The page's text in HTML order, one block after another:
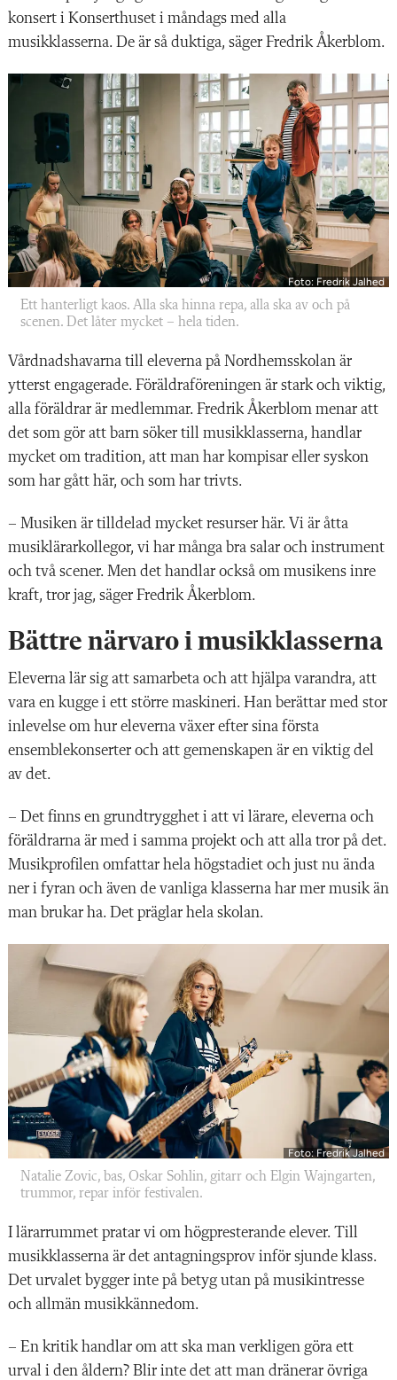
konsert i Konserthuset i måndags med alla
musikklasserna. De är så duktiga, säger Fredrik Åkerblom.
Foto: Fredrik Jalhed
Ett hanterligt kaos. Alla ska hinna repa, alla ska av och på
scenen. Det låter mycket – hela tiden.
Vårdnadshavarna till eleverna på Nordhemsskolan är
ytterst engagerade. Föräldraföreningen är stark och viktig,
alla föräldrar är medlemmar. Fredrik Åkerblom menar att
det som gör att barn söker till musikklasserna, handlar
mycket om tradition, att man har kompisar eller syskon
som har gått här, och som har trivts.
– Musiken är tilldelad mycket resurser här. Vi är åtta
musiklärarkollegor, vi har många bra salar och instrument
och två scener. Men det handlar också om musikens inre
kraft, tror jag, säger Fredrik Åkerblom.
Bättre närvaro i musikklasserna
Eleverna lär sig att samarbeta och att hjälpa varandra, att
vara en kugge i ett större maskineri. Han berättar med stor
inlevelse om hur eleverna växer efter sina första
ensemblekonserter och att gemenskapen är en viktig del
av det.
– Det finns en grundtrygghet i att vi lärare, eleverna och
föräldrarna är med i samma projekt och att alla tror på det.
Musikprofilen omfattar hela högstadiet och just nu ända
ner i fyran och även de vanliga klasserna har mer musik än
man brukar ha. Det präglar hela skolan.
Foto: Fredrik Jalhed
Natalie Zovic, bas, Oskar Sohlin, gitarr och Elgin Wajngarten,
trummor, repar inför festivalen.
I lärarrummet pratar vi om högpresterande elever. Till
musik­klasserna är det antagningsprov inför sjunde klass.
Det urvalet bygger inte på betyg utan på musikintresse
och allmän musikkännedom.
– En kritik handlar om att ska man verkligen göra ett
urval i den åldern? Blir inte det att man dränerar övriga